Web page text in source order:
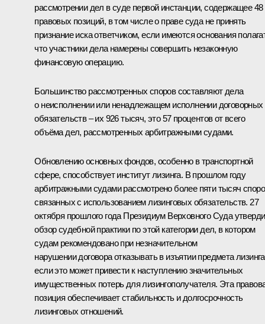
рассмотрении дел в суде первой инстанции, содержащее 48
правовых позиций, в том числе о праве суда не принять
признание иска ответчиком, если имеются основания
что участники дела намерены совершить незаконную
финансовую операцию.
Большинство рассмотренных споров составляют дела
о неисполнении или ненадлежащем исполнении договорных
обязательств – их 926 тысяч, это 57 процентов от всего
объёма дел, рассмотренных арбитражными судами.
Обновлению основных фондов, особенно в транспортной
сфере, способствует институт лизинга. В прошлом году
арбитражными судами рассмотрено более пяти тысяч
связанных с использованием лизинговых обязательств. 27
октября прошлого года Президиум Верховного Суда
обзор судебной практики по этой категории дел, в котором
судам рекомендовано при незначительном
нарушении договора отказывать в изъятии предмета
если это может привести к наступлению значительных
имущественных потерь для лизингополучателя. Эта
позиция обеспечивает стабильность и долгосрочность
лизинговых отношений.